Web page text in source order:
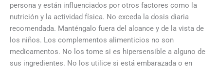
persona y están influenciados por otros factores como la
nutrición y la actividad física. No exceda la dosis diaria
recomendada. Manténgalo fuera del alcance y de la vista de
los niños. Los complementos alimenticios no son
medicamentos. No los tome si es hipersensible a alguno de
sus ingredientes. No los utilice si está embarazada o en